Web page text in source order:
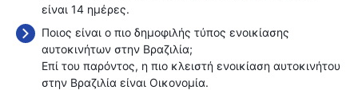
είναι 14 ημέρες.
Ποιος είναι ο πιο δημοφιλής τύπος ενοικίασης
αυτοκινήτων στην Βραζιλία;
Επί του παρόντος, η πιο κλειστή ενοικίαση αυτοκινήτου
στην Βραζιλία είναι Οικονομία.